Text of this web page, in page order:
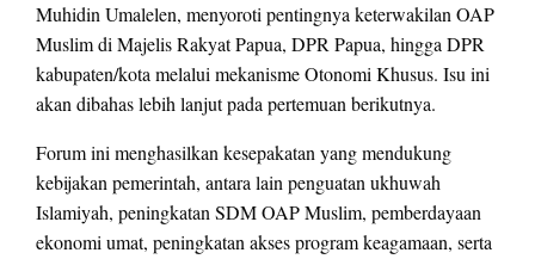
Muhidin Umalelen, menyoroti pentingnya keterwakilan OAP
Muslim di Majelis Rakyat Papua, DPR Papua, hingga DPR
kabupaten/kota melalui mekanisme Otonomi Khusus. Isu ini
akan dibahas lebih lanjut pada pertemuan berikutnya.
Forum ini menghasilkan kesepakatan yang mendukung
kebijakan pemerintah, antara lain penguatan ukhuwah
Islamiyah, peningkatan SDM OAP Muslim, pemberdayaan
ekonomi umat, peningkatan akses program keagamaan, serta